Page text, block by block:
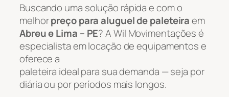
Buscando uma solução rápida e com o
melhorpreço para aluguel de paleteiraem
Abreu e Lima – PE? A Wil Movimentações é
especialista em locação de equipamentos e
oferece a
paleteira ideal para sua demanda — seja por
diária ou por períodos mais longos.